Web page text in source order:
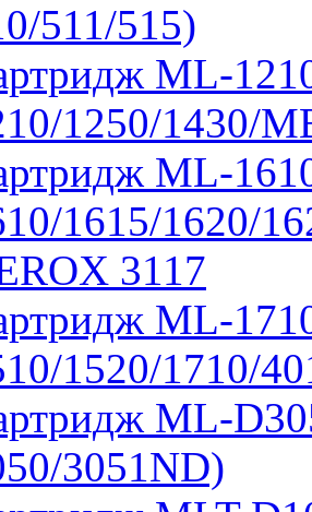
511/515)
ML-
1250/1430/
ML-
1615/1620/
3117
ML-
1520/1710/
ML-
3051ND)